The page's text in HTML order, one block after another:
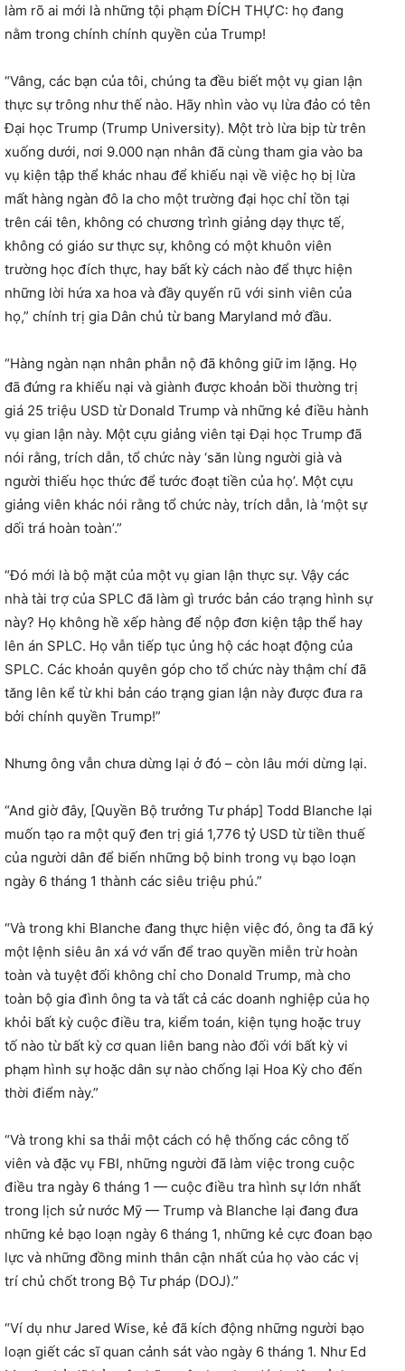
làm rõ ai mới là những tội phạm ĐÍCH THỰC: họ đang
nằm trong chính chính quyền của Trump!
“Vâng, các bạn của tôi, chúng ta đều biết một vụ gian lận
thực sự trông như thế nào. Hãy nhìn vào vụ lừa đảo có tên
Đại học Trump (Trump University). Một trò lừa bịp từ trên
xuống dưới, nơi 9.000 nạn nhân đã cùng tham gia vào ba
vụ kiện tập thể khác nhau để khiếu nại về việc họ bị lừa
mất hàng ngàn đô la cho một trường đại học chỉ tồn tại
trên cái tên, không có chương trình giảng dạy thực tế,
không có giáo sư thực sự, không có một khuôn viên
trường học đích thực, hay bất kỳ cách nào để thực hiện
những lời hứa xa hoa và đầy quyến rũ với sinh viên của
họ,” chính trị gia Dân chủ từ bang Maryland mở đầu.
“Hàng ngàn nạn nhân phẫn nộ đã không giữ im lặng. Họ
đã đứng ra khiếu nại và giành được khoản bồi thường trị
giá 25 triệu USD từ Donald Trump và những kẻ điều hành
vụ gian lận này. Một cựu giảng viên tại Đại học Trump đã
nói rằng, trích dẫn, tổ chức này ‘săn lùng người già và
người thiếu học thức để tước đoạt tiền của họ’. Một cựu
giảng viên khác nói rằng tổ chức này, trích dẫn, là ‘một sự
dối trá hoàn toàn’.”
“Đó mới là bộ mặt của một vụ gian lận thực sự. Vậy các
nhà tài trợ của SPLC đã làm gì trước bản cáo trạng hình sự
này? Họ không hề xếp hàng để nộp đơn kiện tập thể hay
lên án SPLC. Họ vẫn tiếp tục ủng hộ các hoạt động của
SPLC. Các khoản quyên góp cho tổ chức này thậm chí đã
tăng lên kể từ khi bản cáo trạng gian lận này được đưa ra
bởi chính quyền Trump!”
Nhưng ông vẫn chưa dừng lại ở đó – còn lâu mới dừng lại.
“And giờ đây, [Quyền Bộ trưởng Tư pháp] Todd Blanche lại
muốn tạo ra một quỹ đen trị giá 1,776 tỷ USD từ tiền thuế
của người dân để biến những bộ binh trong vụ bạo loạn
ngày 6 tháng 1 thành các siêu triệu phú.”
“Và trong khi Blanche đang thực hiện việc đó, ông ta đã ký
một lệnh siêu ân xá vớ vẩn để trao quyền miễn trừ hoàn
toàn và tuyệt đối không chỉ cho Donald Trump, mà cho
toàn bộ gia đình ông ta và tất cả các doanh nghiệp của họ
khỏi bất kỳ cuộc điều tra, kiểm toán, kiện tụng hoặc truy
tố nào từ bất kỳ cơ quan liên bang nào đối với bất kỳ vi
phạm hình sự hoặc dân sự nào chống lại Hoa Kỳ cho đến
thời điểm này.”
“Và trong khi sa thải một cách có hệ thống các công tố
viên và đặc vụ FBI, những người đã làm việc trong cuộc
điều tra ngày 6 tháng 1 — cuộc điều tra hình sự lớn nhất
trong lịch sử nước Mỹ — Trump và Blanche lại đang đưa
những kẻ bạo loạn ngày 6 tháng 1, những kẻ cực đoan bạo
lực và những đồng minh thân cận nhất của họ vào các vị
trí chủ chốt trong Bộ Tư pháp (DOJ).”
“Ví dụ như Jared Wise, kẻ đã kích động những người bạo
loạn giết các sĩ quan cảnh sát vào ngày 6 tháng 1. Như Ed